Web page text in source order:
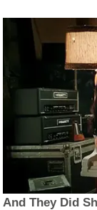
And They Did